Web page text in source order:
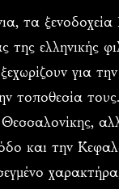
τα
της ελληνικής
για
τοποθεσία
και την